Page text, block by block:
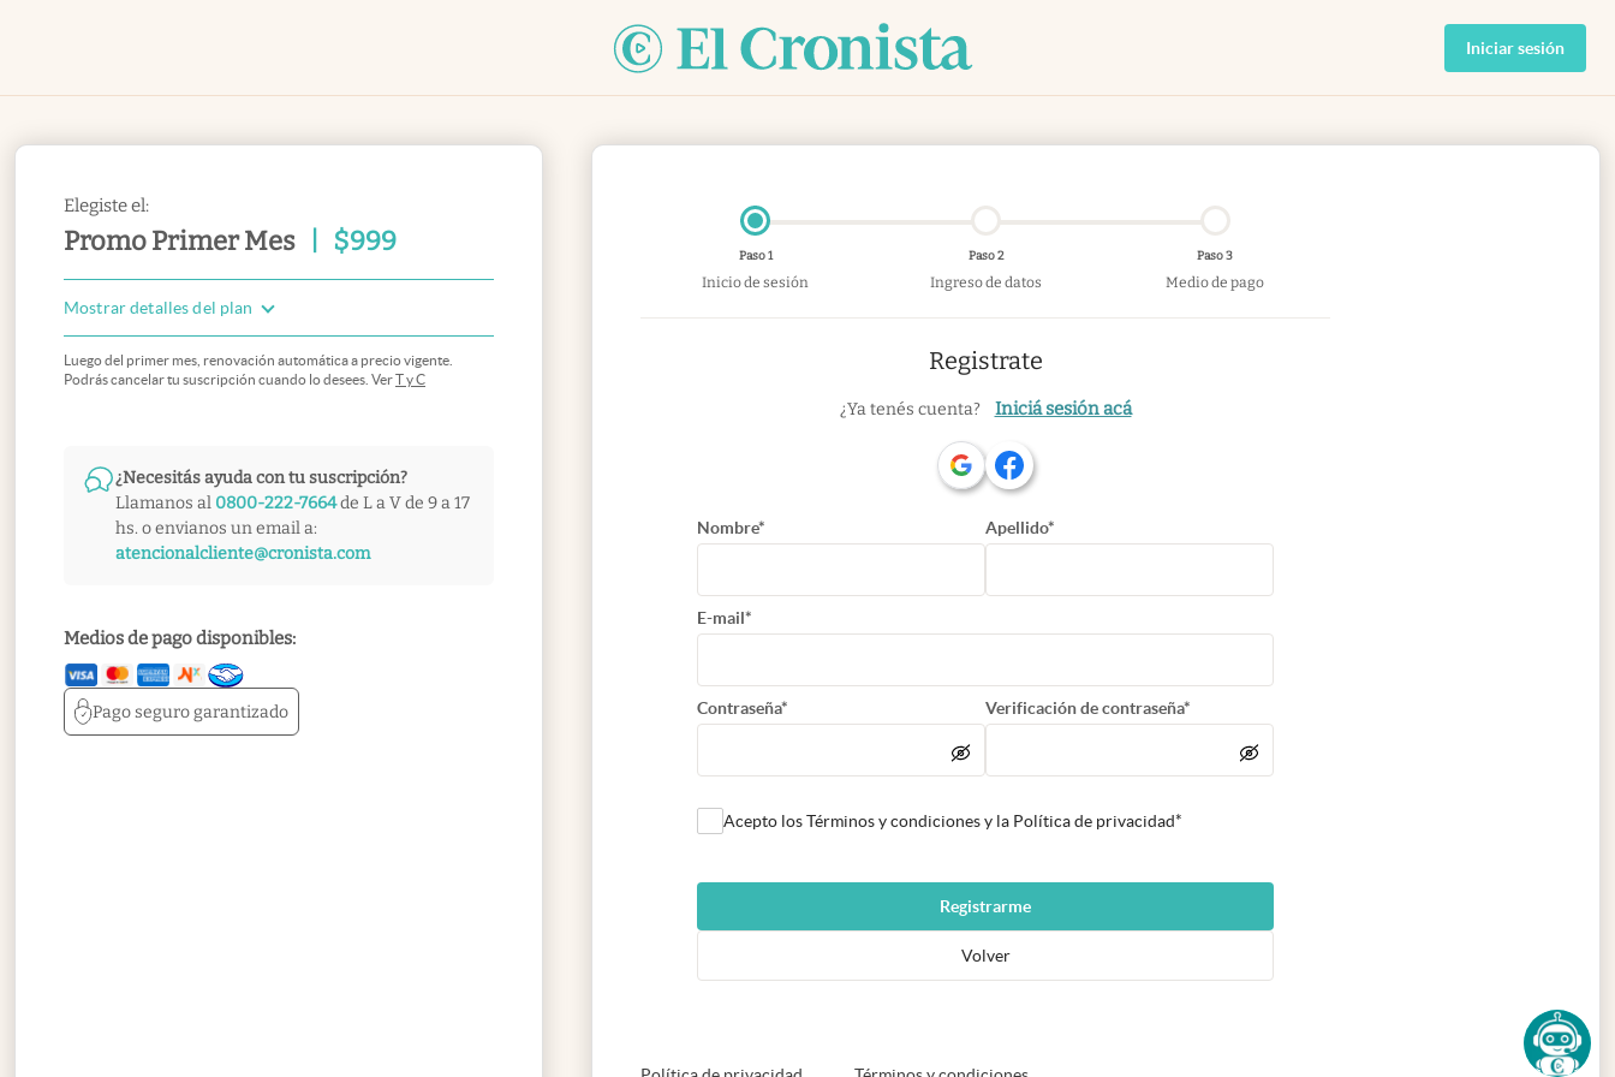
Iniciar sesión
Elegiste el:
Promo Primer Mes $999
Mostrar detalles del plan
Luego del primer mes, renovación automática a precio vigente.
Podrás cancelar tu suscripción cuando lo desees. VerT y C
¿Necesitás ayuda con tu suscripción?
Llamanos al 0800-222-7664de L a V de 9 a 17
hs. o envianos un email a:
atencionalcliente@cronista.com
Medios de pago disponibles:
Pago segurogarantizado
Paso 1
Inicio de sesión
Paso 2
Ingreso de datos
Paso 3
Medio de pago
Registrate
¿Ya tenés cuenta? Iniciá sesión acá
Nombre* Apellido*
E-mail*
Contraseña* Verificación de contraseña*
Acepto los Términos y condiciones y la Política de privacidad*
Registrarme
Volver